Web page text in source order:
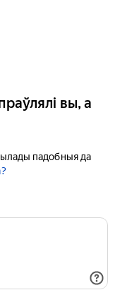
вы, а
падобныя да